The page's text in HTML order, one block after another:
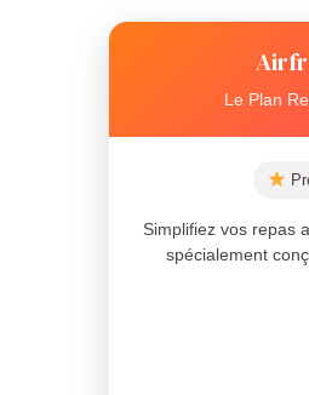
Le Plan
Simplifiez vos repas
spécialement